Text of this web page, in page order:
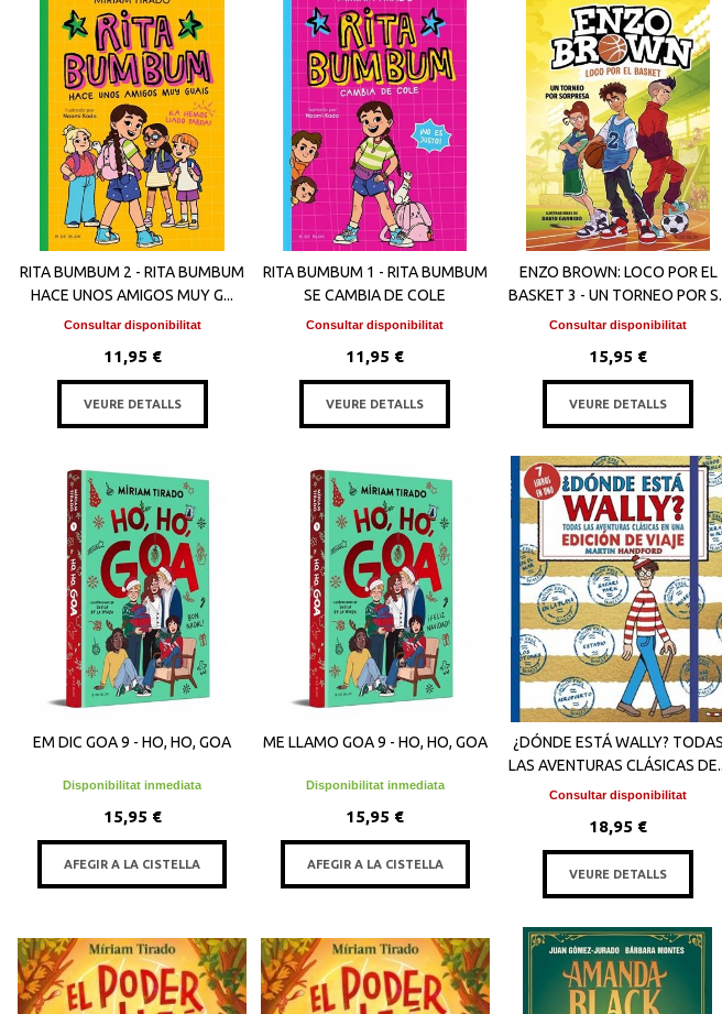
RITA BUMBUM 2 - RITA BUMBUM
HACE UNOS AMIGOS MUY G...
Consultar disponibilitat
11,95 €
VEURE DETALLS
RITA BUMBUM 1 - RITA BUMBUM
SE CAMBIA DE COLE
Consultar disponibilitat
11,95 €
VEURE DETALLS
ENZO BROWN: LOCO POR EL
BASKET 3 - UN TORNEO POR
Consultar disponibilitat
15,95 €
VEURE DETALLS
EM DIC GOA 9 - HO, HO, GOA
Disponibilitat inmediata
15,95 €
AFEGIR A LA CISTELLA
ME LLAMO GOA 9 - HO, HO, GOA
Disponibilitat inmediata
15,95 €
AFEGIR A LA CISTELLA
¿DÓNDE ESTÁ WALLY? TODAS
LAS AVENTURAS CLÁSICAS
Consultar disponibilitat
18,95 €
VEURE DETALLS